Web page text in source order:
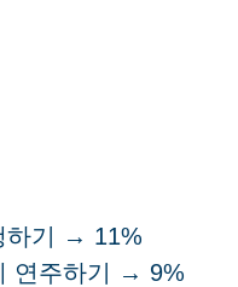
하기 → 11%
연주하기 → 9%